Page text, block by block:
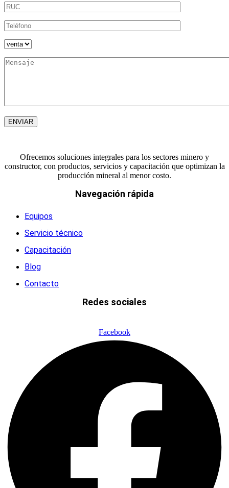
Ofrecemos soluciones integrales para los sectores minero y
constructor, con productos, servicios y capacitación que optimizan la
producción mineral al menor costo.
Navegación rápida
Equipos
Servicio técnico
Capacitación
Blog
Contacto
Redes sociales
Facebook